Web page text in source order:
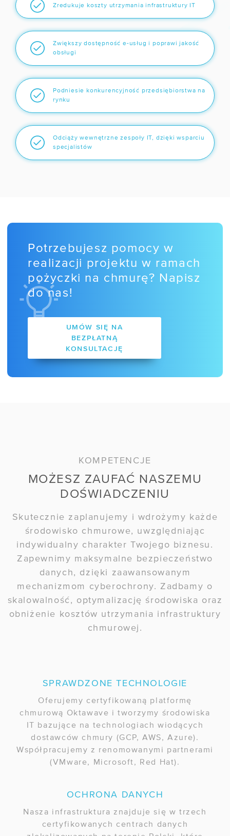
/ Program poleceń
/ Dla mediów
R&D
/ IPCEI-CIS
/ Certyfikaty
/ Informacje prawne
/ Akcjonariusze
/ Kontakt
/ Darmowa migracja
/ E-commerce
BLOG
kontroluje Twoje dane?
WEBINARY
NIS 2 i UKSC
bez komplikacji
Zredukuje koszty utrzymania infrastruktury IT
Zwiększy dostępność e-usług i poprawi jakość
obsługi
Podniesie konkurencyjność przedsiębiorstwa na
rynku
Odciąży wewnętrzne zespoły IT, dzięki wsparciu
specjalistów
Potrzebujesz pomocy w
realizacji projektu w ramach
pożyczki na chmurę? Napisz
do nas!
UMÓW SIĘ NA
BEZPŁATNĄ
KONSULTACJĘ
KOMPETENCJE
MOŻESZ ZAUFAĆ NASZEMU
DOŚWIADCZENIU
Skutecznie zaplanujemy i wdrożymy każde
środowisko chmurowe, uwzględniając
indywidualny charakter Twojego biznesu.
Zapewnimy maksymalne bezpieczeństwo
danych, dzięki zaawansowanym
mechanizmom cyberochrony. Zadbamy o
skalowalność, optymalizację środowiska oraz
obniżenie kosztów utrzymania infrastruktury
chmurowej.
SPRAWDZONE TECHNOLOGIE
Oferujemy certyfikowaną platformę
chmurową Oktawave i tworzymy środowiska
IT bazujące na technologiach wiodących
dostawców chmury (GCP, AWS, Azure).
Współpracujemy z renomowanymi partnerami
(VMware, Microsoft, Red Hat).
OCHRONA DANYCH
Nasza infrastruktura znajduje się w trzech
certyfikowanych centrach danych